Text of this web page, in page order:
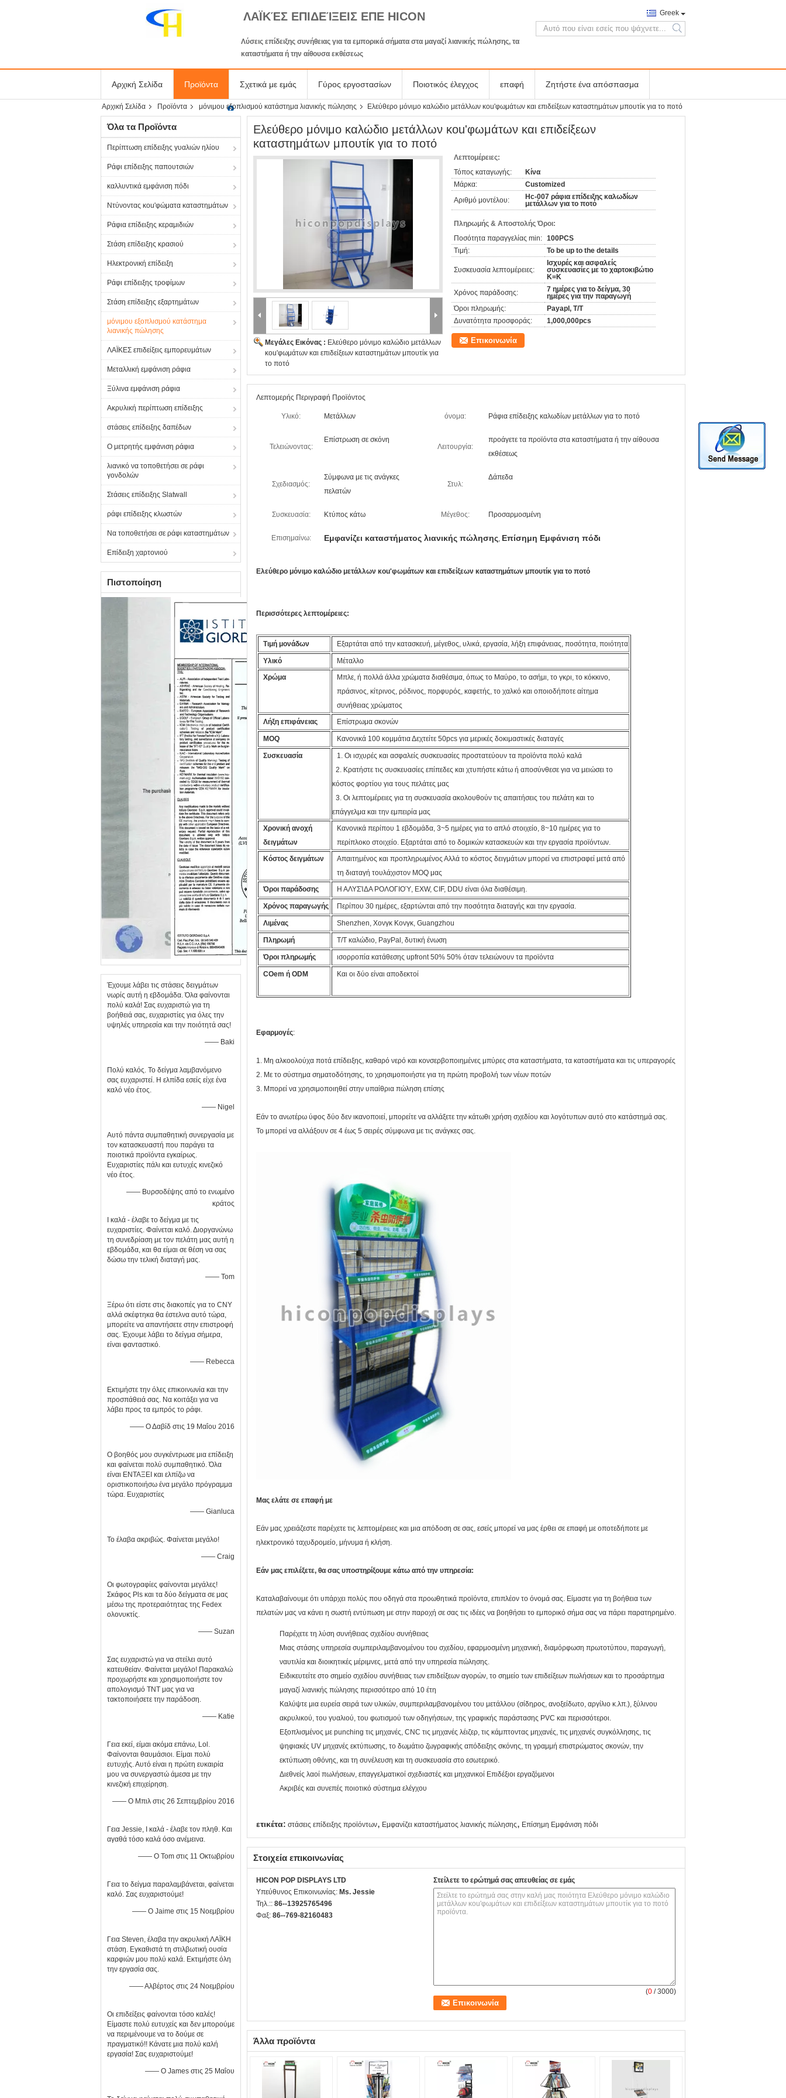
ΛΑΪΚΈΣ ΕΠΙΔΕΊΞΕΙΣ ΕΠΕ HICON
Λύσεις επίδειξης συνήθειας για τα εμπορικά σήματα στα μαγαζί λιανικής πώλησης, τα
καταστήματα ή την αίθουσα εκθέσεως
Greek
search
Αρχική Σελίδα Προϊόντα Σχετικά με εμάς Γύρος εργοστασίων Ποιοτικός έλεγχος επαφή Ζητήστε ένα απόσπασμα
Αρχική Σελίδα Προϊόντα μόνιμου εξοπλισμού κατάστημα λιανικής πώλησης Ελεύθερο μόνιμο καλώδιο μετάλλων κοu'φωμάτων και επιδείξεων καταστημάτων μπουτίκ για το ποτό
Όλα τα Προϊόντα
Περίπτωση επίδειξης γυαλιών ηλίου
Ράφι επίδειξης παπουτσιών
καλλυντικά εμφάνιση πόδι
Ντύνοντας κοu'φώματα καταστημάτων
Ράφια επίδειξης κεραμιδιών
Στάση επίδειξης κρασιού
Ηλεκτρονική επίδειξη
Ράφι επίδειξης τροφίμων
Στάση επίδειξης εξαρτημάτων
μόνιμου εξοπλισμού κατάστημα
λιανικής πώλησης
ΛΑΪΚΕΣ επιδείξεις εμπορευμάτων
Μεταλλική εμφάνιση ράφια
Ξύλινα εμφάνιση ράφια
Ακρυλική περίπτωση επίδειξης
στάσεις επίδειξης δαπέδων
Ο μετρητής εμφάνιση ράφια
λιανικό να τοποθετήσει σε ράφι
γονδολών
Στάσεις επίδειξης Slatwall
ράφι επίδειξης κλωστών
Να τοποθετήσει σε ράφι καταστημάτων
Επίδειξη χαρτονιού
Πιστοποίηση
Έχουμε λάβει τις στάσεις δειγμάτων
νωρίς αυτή η εβδομάδα. Όλα φαίνονται
πολύ καλά! Σας ευχαριστώ για τη
βοήθειά σας, ευχαριστίες για όλες την
υψηλές υπηρεσία και την ποιότητά σας!
—— Baki
Πολύ καλός. Το δείγμα λαμβανόμενο
σας ευχαριστεί. Η ελπίδα εσείς είχε ένα
καλό νέο έτος.
—— Nigel
Αυτό πάντα συμπαθητική συνεργασία με
τον κατασκευαστή που παράγει τα
ποιοτικά προϊόντα εγκαίρως.
Ευχαριστίες πάλι και ευτυχές κινεζικό
νέο έτος.
—— Βυρσοδέψης από το ενωμένο
κράτος
Ι καλά - έλαβε το δείγμα με τις
ευχαριστίες. Φαίνεται καλό. Διοργανώνω
τη συνεδρίαση με τον πελάτη μας αυτή η
εβδομάδα, και θα είμαι σε θέση να σας
δώσω την τελική διαταγή μας.
—— Tom
Ξέρω ότι είστε στις διακοπές για το CNY
αλλά σκέφτηκα θα έστελνα αυτό τώρα,
μπορείτε να απαντήσετε στην επιστροφή
σας. Έχουμε λάβει το δείγμα σήμερα,
είναι φανταστικό.
—— Rebecca
Εκτιμήστε την όλες επικοινωνία και την
προσπάθειά σας. Να κοιτάξει για να
λάβει προς τα εμπρός το ράφι.
—— Ο Δαβίδ στις 19 Μαΐου 2016
Ο βοηθός μου συγκέντρωσε μια επίδειξη
και φαίνεται πολύ συμπαθητικό. Όλα
είναι ΕΝΤΑΞΕΙ και ελπίζω να
οριστικοποιήσω ένα μεγάλο πρόγραμμα
τώρα. Ευχαριστίες
—— Gianluca
Το έλαβα ακριβώς. Φαίνεται μεγάλο!
—— Craig
Οι φωτογραφίες φαίνονται μεγάλες!
Σκάφος Pls και τα δύο δείγματα σε μας
μέσω της προτεραιότητας της Fedex
ολονυκτίς.
—— Suzan
Σας ευχαριστώ για να στείλει αυτό
κατευθείαν. Φαίνεται μεγάλο! Παρακαλώ
προχωρήστε και χρησιμοποιήστε τον
απολογισμό TNT μας για να
τακτοποιήσετε την παράδοση.
—— Katie
Γεια εκεί, είμαι ακόμα επάνω, Lol.
Φαίνονται θαυμάσιοι. Είμαι πολύ
ευτυχής. Αυτό είναι η πρώτη ευκαιρία
μου να συνεργαστώ άμεσα με την
κινεζική επιχείρηση.
—— Ο Μπιλ στις 26 Σεπτεμβρίου 2016
Γεια Jessie, Ι καλά - έλαβε τον πληθ. Και
αγαθά τόσο καλά όσο ανέμεινα.
—— Ο Tom στις 11 Οκτωβρίου
Γεια το δείγμα παραλαμβάνεται, φαίνεται
καλό. Σας ευχαριστούμε!
—— Ο Jaime στις 15 Νοεμβρίου
Γεια Steven, έλαβα την ακρυλική ΛΑΪΚΗ
στάση. Εγκαθιστά τη στιλβωτική ουσία
καρφιών μου πολύ καλά. Εκτιμήστε όλη
την εργασία σας.
—— Αλβέρτος στις 24 Νοεμβρίου
Οι επιδείξεις φαίνονται τόσο καλές!
Είμαστε πολύ ευτυχείς και δεν μπορούμε
να περιμένουμε να το δούμε σε
πραγματικό!! Κάνατε μια πολύ καλή
εργασία! Σας ευχαριστούμε!
—— Ο James στις 25 Μαΐου
Ελεύθερο μόνιμο καλώδιο μετάλλων κοu'φωμάτων και επιδείξεων
καταστημάτων μπουτίκ για το ποτό
Μεγάλες Εικόνας : Ελεύθερο μόνιμο καλώδιο μετάλλων
κοu'φωμάτων και επιδείξεων καταστημάτων μπουτίκ για
το ποτό
Λεπτομέρειες:
Τόπος καταγωγής:
Κίνα
Μάρκα:
Customized
Αριθμό μοντέλου:
Hc-007 ράφια επίδειξης καλωδίων
μετάλλων για το ποτό
Πληρωμής & Αποστολής Όροι:
Ποσότητα παραγγελίας min: 100PCS
Τιμή:
To be up to the details
Συσκευασία λεπτομέρειες:
Ισχυρές και ασφαλείς
συσκευασίες με το χαρτοκιβώτιο
K=K
Χρόνος παράδοσης:
7 ημέρες για το δείγμα, 30
ημέρες για την παραγωγή
Όροι πληρωμής:
Payapl, T/T
Δυνατότητα προσφοράς:
1,000,000pcs
Επικοινωνία
Λεπτομερής Περιγραφή Προϊόντος
Υλικό: Μετάλλων όνομα: Ράφια επίδειξης καλωδίων μετάλλων για το ποτό
Τελειώνοντας:
Επίστρωση σε σκόνη
Λειτουργία:
προάγετε τα προϊόντα στα καταστήματα ή την αίθουσα
εκθέσεως
Σχεδιασμός:
Σύμφωνα με τις ανάγκες
πελατών
Στυλ:
Δάπεδα
Συσκευασία: Κτύπος κάτω Μέγεθος: Προσαρμοσμένη
Επισημαίνω: Εμφανίζει καταστήματος λιανικής πώλησης, Επίσημη Εμφάνιση πόδι
Ελεύθερο μόνιμο καλώδιο μετάλλων κοu'φωμάτων και επιδείξεων καταστημάτων μπουτίκ για το ποτό
Περισσότερες λεπτομέρειες:
Τιμή μονάδων Εξαρτάται από την κατασκευή, μέγεθος, υλικά, εργασία, λήξη επιφάνειας, ποσότητα, ποιότητα
Υλικό
Μέταλλο
Χρώμα
Μπλε, ή πολλά άλλα χρώματα διαθέσιμα, όπως το Μαύρο, το ασήμι, το γκρι, το κόκκινο,
πράσινος, κίτρινος, ρόδινος, πορφυρός, καφετής, το χαλκό και οποιοδήποτε αίτημα
συνήθειας χρώματος
Λήξη επιφάνειας
Επίστρωμα σκονών
MOQ Κανονικά 100 κομμάτια Δεχτείτε 50pcs για μερικές δοκιμαστικές διαταγές
Συσκευασία
1. Οι ισχυρές και ασφαλείς συσκευασίες προστατεύουν τα προϊόντα πολύ καλά
2. Κρατήστε τις συσκευασίες επίπεδες και χτυπήστε κάτω ή αποσύνθεσε για να μειώσει το
κόστος φορτίου για τους πελάτες μας
3. Οι λεπτομέρειες για τη συσκευασία ακολουθούν τις απαιτήσεις του πελάτη και το
επάγγελμα και την εμπειρία μας
Χρονική ανοχή
δειγμάτων
Κανονικά περίπου 1 εβδομάδα, 3~5 ημέρες για το απλό στοιχείο, 8~10 ημέρες για το
περίπλοκο στοιχείο. Εξαρτάται από το δομικών κατασκευών και την εργασία προϊόντων.
Κόστος δειγμάτων
Απαιτημένος και προπληρωμένος Αλλά το κόστος δειγμάτων μπορεί να επιστραφεί μετά από
τη διαταγή τουλάχιστον MOQ μας
Όροι παράδοσης
Η ΑΛΥΣΊΔΑ ΡΟΛΟΓΙΟΎ, EXW, CIF, DDU είναι όλα διαθέσιμη.
Χρόνος παραγωγής Περίπου 30 ημέρες, εξαρτώνται από την ποσότητα διαταγής και την εργασία.
Λιμένας Shenzhen, Χονγκ Κονγκ, Guangzhou
Πληρωμή T/T καλώδιο, PayPal, δυτική ένωση
Όροι πληρωμής ισορροπία κατάθεσης upfront 50% 50% όταν τελειώνουν τα προϊόντα
COem ή ODM Και οι δύο είναι αποδεκτοί
Εφαρμογές:
1. Μη αλκοολούχα ποτά επίδειξης, καθαρό νερό και κονσερβοποιημένες μπύρες στα καταστήματα, τα καταστήματα και τις υπεραγορές
2. Με το σύστημα σηματοδότησης, το χρησιμοποιήστε για τη πρώτη προβολή των νέων ποτών
3. Μπορεί να χρησιμοποιηθεί στην υπαίθρια πώληση επίσης
Εάν το ανωτέρω ύφος δύο δεν ικανοποιεί, μπορείτε να αλλάξετε την κάτωθι χρήση σχεδίου και λογότυπων αυτό στο κατάστημά σας.
Το μπορεί να αλλάξουν σε 4 έως 5 σειρές σύμφωνα με τις ανάγκες σας.
Μας ελάτε σε επαφή με
Εάν μας χρειάζεστε παρέχετε τις λεπτομέρειες και μια απόδοση σε σας, εσείς μπορεί να μας έρθει σε επαφή με οποτεδήποτε με
ηλεκτρονικό ταχυδρομείο, μήνυμα ή κλήση.
Εάν μας επιλέξετε, θα σας υποστηρίξουμε κάτω από την υπηρεσία:
Καταλαβαίνουμε ότι υπάρχει πολύς που οδηγά στα προωθητικά προϊόντα, επιπλέον το όνομά σας. Είμαστε για τη βοήθεια των
πελατών μας να κάνει η σωστή εντύπωση με στην παροχή σε σας τις ιδέες να βοηθήσει το εμπορικό σήμα σας να πάρει παρατηρημένο.
Παρέχετε τη λύση συνήθειας σχεδίου συνήθειας
Μιας στάσης υπηρεσία συμπεριλαμβανομένου του σχεδίου, εφαρμοσμένη μηχανική, διαμόρφωση πρωτοτύπου, παραγωγή,
ναυτιλία και διοικητικές μέριμνες, μετά από την υπηρεσία πώλησης.
Ειδικευτείτε στο σημείο σχεδίου συνήθειας των επιδείξεων αγορών, το σημείο των επιδείξεων πωλήσεων και το προσάρτημα
μαγαζί λιανικής πώλησης περισσότερο από 10 έτη
Καλύψτε μια ευρεία σειρά των υλικών, συμπεριλαμβανομένου του μετάλλου (σίδηρος, ανοξείδωτο, αργίλιο κ.λπ.), ξύλινου
ακρυλικού, του γυαλιού, του φωτισμού των οδηγήσεων, της γραφικής παράστασης PVC και περισσότεροι.
Εξοπλισμένος με punching τις μηχανές, CNC τις μηχανές λέιζερ, τις κάμπτοντας μηχανές, τις μηχανές συγκόλλησης, τις
ψηφιακές UV μηχανές εκτύπωσης, το δωμάτιο ζωγραφικής απόδειξης σκόνης, τη γραμμή επιστρώματος σκονών, την
εκτύπωση οθόνης, και τη συνέλευση και τη συσκευασία στο εσωτερικό.
Διεθνείς λαοί πωλήσεων, επαγγελματικοί σχεδιαστές και μηχανικοί Επιδέξιοι εργαζόμενοι
Ακριβές και συνεπές ποιοτικό σύστημα ελέγχου
ετικέτα: στάσεις επίδειξης προϊόντων, Εμφανίζει καταστήματος λιανικής πώλησης, Επίσημη Εμφάνιση πόδι
Στοιχεία επικοινωνίας
HICON POP DISPLAYS LTD
Υπεύθυνος Επικοινωνίας: Ms. Jessie
Τηλ.:: 86--13925765496
Φαξ: 86--769-82160483
Στείλετε το ερώτημά σας απευθείας σε εμάς
(0 / 3000)
Άλλα προϊόντα